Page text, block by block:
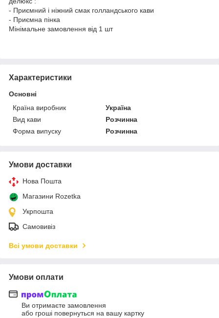
- Приємний і ніжний смак голландського кави
- Приємна пінка
Мінімальне замовлення від 1 шт
Характеристики
Основні
Країна виробник
Україна
Вид кави
Розчинна
Форма випуску
Розчинна
Умови доставки
Нова Пошта
Магазини Rozetka
Укрпошта
Самовивіз
Всі умови доставки
Умови оплати
Ви отримаєте замовлення
або гроші повернуться на вашу картку